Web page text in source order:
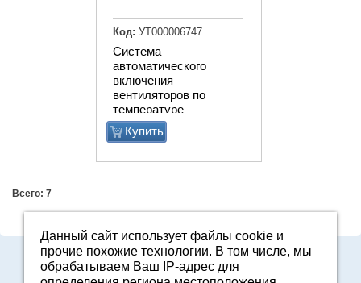
Система
автоматического
включения
вентиляторов по
температуре
Купить
Код: УТ000006747
Всего: 7
Адрес: Свердловская область, г. Арамиль, ул. Базовая, 2
E-mail:2161601@mail.ru
Данный сайт использует файлы cookie и
прочие похожие технологии. В том числе, мы
обрабатываем Ваш IP-адрес для